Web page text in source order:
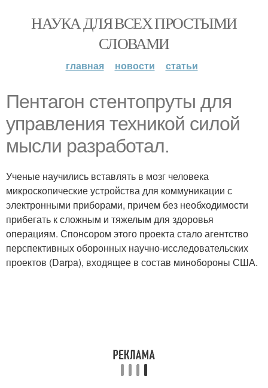
НАУКА ДЛЯ ВСЕХ ПРОСТЫМИ
СЛОВАМИ
главная новости статьи
Пентагон стентопруты для
управления техникой силой
мысли разработал.
Ученые научились вставлять в мозг человека
микроскопические устройства для коммуникации с
электронными приборами, причем без необходимости
прибегать к сложным и тяжелым для здоровья
операциям. Спонсором этого проекта стало агентство
перспективных оборонных научно-исследовательских
проектов (Darpa), входящее в состав минобороны США.